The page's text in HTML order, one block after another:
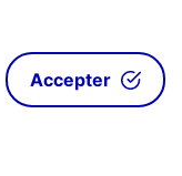
Accepter